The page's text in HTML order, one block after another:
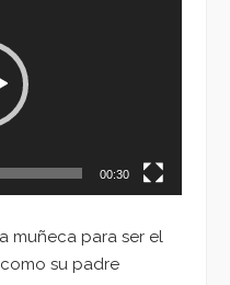
00:30
muñeca para ser el
su padre